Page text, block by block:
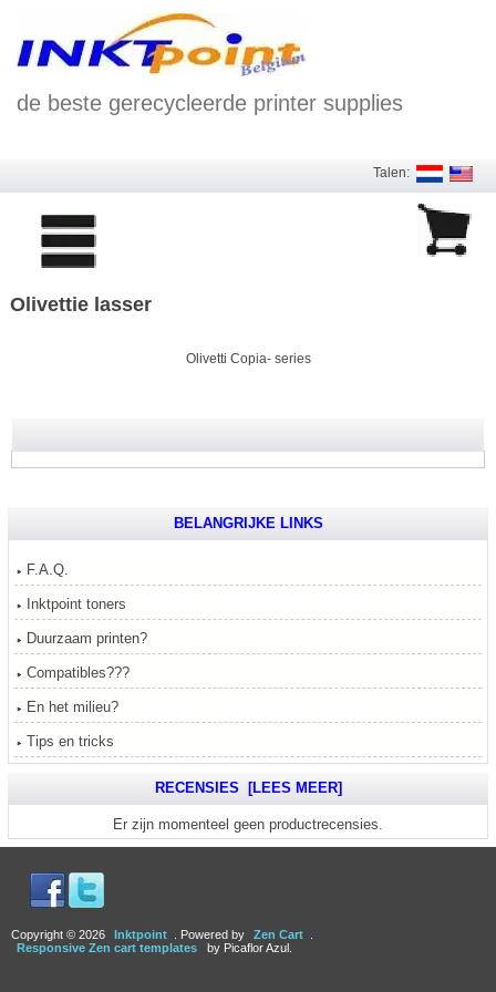
de beste gerecycleerde printer supplies
Talen:
Olivettie lasser
Olivetti Copia- series
BELANGRIJKE LINKS
F.A.Q.
Inktpoint toners
Duurzaam printen?
Compatibles???
En het milieu?
Tips en tricks
RECENSIES [LEES MEER]
Er zijn momenteel geen productrecensies.
Copyright © 2026 Inktpoint . Powered by Zen Cart
Responsive Zen cart templates
by Picaflor Azul.